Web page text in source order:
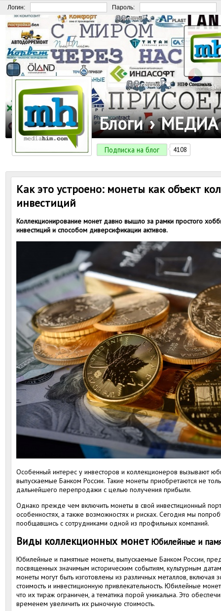
Логин: Пароль:
Блоги ›
Подписка на блог 4108
Как это устроено: монеты как объект
инвестиций
Коллекционирование монет давно вышло за рамки простого
инвестиций и способом диверсификации активов.
Особенный интерес у инвесторов и коллекционеров вызывают
выпускаемые Банком России. Такие монеты приобретаются не
дальнейшего перепродажи с целью получения прибыли.
Однако прежде чем включить монеты в свой инвестиционный
особенностях, а также возможностях и рисках. Сегодня мы
пообщавшись с сотрудниками одной из профильных компаний.
Виды коллекционных монет Юбилейные и
Юбилейные и памятные монеты, выпускаемые Банком России,
посвященных значимым историческим событиям, культурным
монеты могут быть изготовлены из различных металлов, включая
стоимость и инвестиционную привлекательность. Юбилейные
что их тираж ограничен, а тематика порой уникальна. Это
временем увеличить их рыночную стоимость.